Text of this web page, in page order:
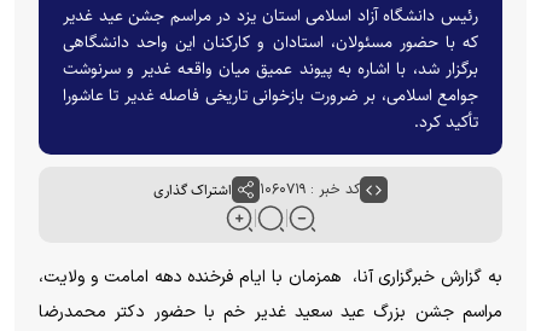
رئیس دانشگاه آزاد اسلامی استان یزد در مراسم جشن عید غدیر
که با حضور مسئولان، استادان و کارکنان این واحد دانشگاهی
برگزار شد، با اشاره به پیوند عمیق میان واقعه غدیر و سرنوشت
جوامع اسلامی، بر ضرورت بازخوانی تاریخی فاصله غدیر تا عاشورا
تأکید کرد.
کد خبر : ۱۰۶۰۷۱۹ اشتراک گذاری
به گزارش خبرگزاری آنا، همزمان با ایام فرخنده دهه امامت و ولایت،
مراسم جشن بزرگ عید سعید غدیر خم با حضور دکتر محمدرضا